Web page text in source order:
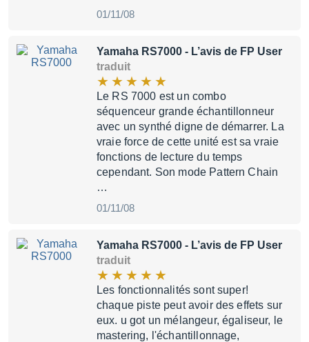
01/11/08
Yamaha RS7000 - L’avis de FP User
traduit
Le RS 7000 est un combo
séquenceur grande échantillonneur
avec un synthé digne de démarrer. La
vraie force de cette unité est sa vraie
fonctions de lecture du temps
cependant. Son mode Pattern Chain
…
01/11/08
Yamaha RS7000 - L’avis de FP User
traduit
Les fonctionnalités sont super!
chaque piste peut avoir des effets sur
eux. u got un mélangeur, égaliseur, le
mastering, l'échantillonnage,